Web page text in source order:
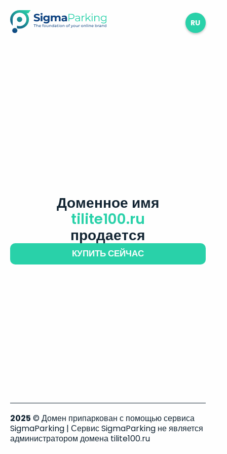
RU
Доменное имя
tilite100.ru
продается
КУПИТЬ СЕЙЧАС
2025 © Домен припаркован с помощью сервиса
SigmaParking | Сервис SigmaParking не является
администратором домена tilite100.ru